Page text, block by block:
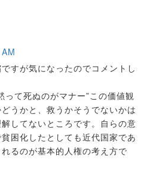
すが気になったのでコメントし
って死ぬのがマナー”この価値観
うかと、救うかそうでないかは
してないところです。自らの意
困化したとしても近代国家であ
るのが基本的人権の考え方で